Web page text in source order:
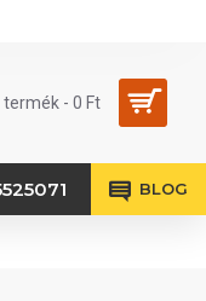
termék - 0 Ft
BLOG